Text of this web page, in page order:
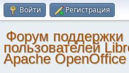
Войти Регистрация
Форум поддержки
пользователей
Apache OpenOffice